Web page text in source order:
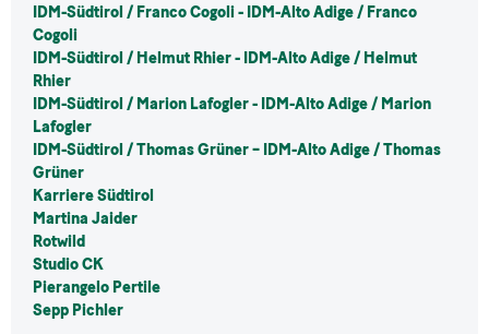
IDM-Südtirol / Franco Cogoli - IDM-Alto Adige / Franco
Cogoli
IDM-Südtirol / Helmut Rhier - IDM-Alto Adige / Helmut
Rhier
IDM-Südtirol / Marion Lafogler - IDM-Alto Adige / Marion
Lafogler
IDM-Südtirol / Thomas Grüner – IDM-Alto Adige / Thomas
Grüner
Karriere Südtirol
Martina Jaider
Rotwild
Studio CK
Pierangelo Pertile
Sepp Pichler